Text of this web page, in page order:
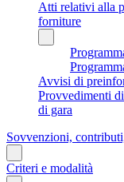
Atti relativi alla
forniture
Avvisi di
Provvedimenti
di gara
Sovvenzioni,
Criteri e modalità